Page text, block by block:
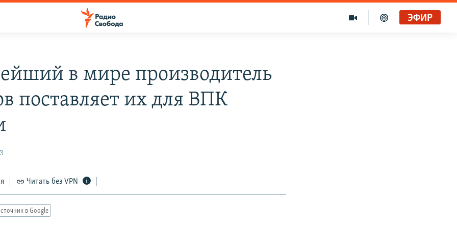
ЭФИР
в мире производитель
поставляет их для ВПК
Читать без VPN
в Google